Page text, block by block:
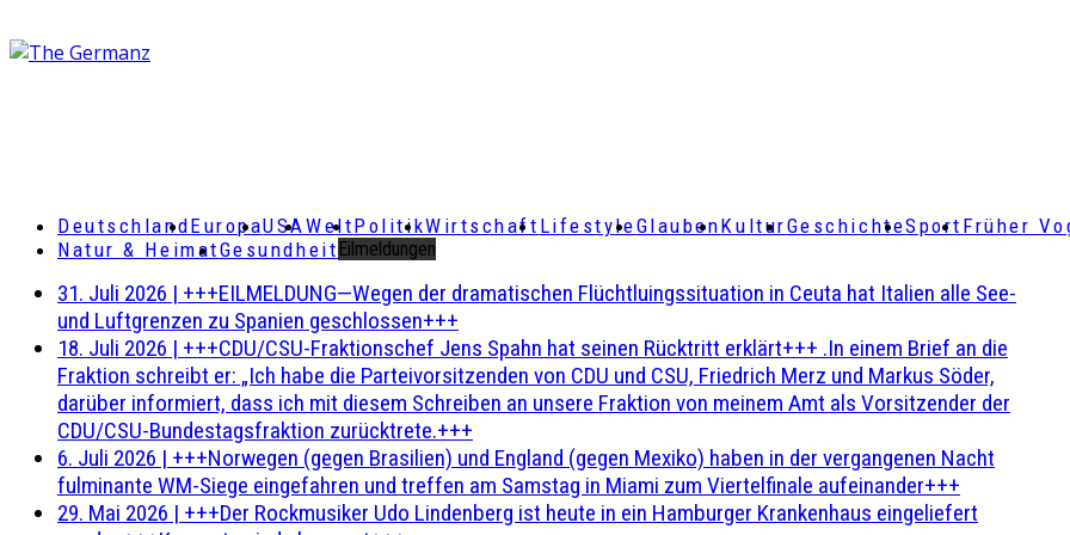
DeutschlandEuropaUSAWeltPolitikWirtschaft LifestyleGlaubenKulturGeschichteSport Früher
Natur & HeimatGesundheit Eilmeldungen
31. Juli 2026 | +++EILMELDUNG—Wegen der dramatischen Flüchtluingssituation in Ceuta hat Italien alle See-
und Luftgrenzen zu Spanien geschlossen+++
18. Juli 2026 | +++CDU/CSU-Fraktionschef Jens Spahn hat seinen Rücktritt erklärt+++ .In einem Brief an die
Fraktion schreibt er: „Ich habe die Parteivorsitzenden von CDU und CSU, Friedrich Merz und Markus Söder,
darüber informiert, dass ich mit diesem Schreiben an unsere Fraktion von meinem Amt als Vorsitzender der
CDU/CSU-Bundestagsfraktion zurücktrete.+++
6. Juli 2026 | +++Norwegen (gegen Brasilien) und England (gegen Mexiko) haben in der vergangenen Nacht
fulminante WM-Siege eingefahren und treffen am Samstag in Miami zum Viertelfinale aufeinander+++
29. Mai 2026 | +++Der Rockmusiker Udo Lindenberg ist heute in ein Hamburger Krankenhaus eingeliefert